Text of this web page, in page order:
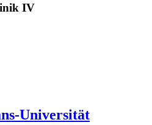
IV
Universität